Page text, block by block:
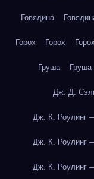
Говядина
Горох Горох Горох
Груша Груша
Дж. Д.
Дж. К. Роулинг
Дж. К. Роулинг
Дж. К. Роулинг